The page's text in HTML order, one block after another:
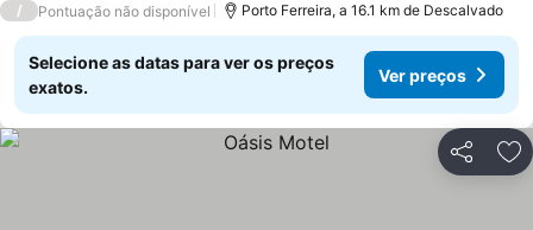
/ Pontuação não disponível Porto Ferreira, a 16.1 km de Descalvado
Selecione as datas para ver os preços
exatos.
Ver preços
Partilhar